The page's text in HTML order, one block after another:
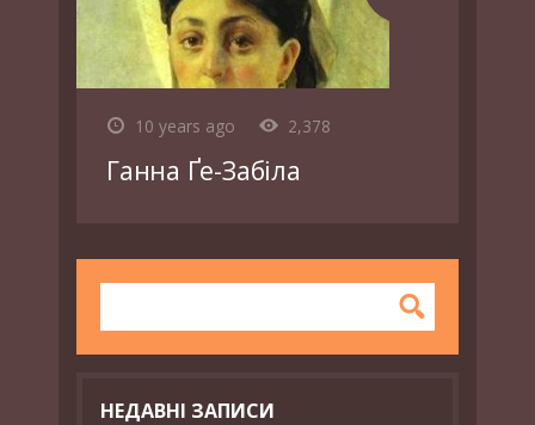
10 years ago 2,378
Ганна Ґе-Забіла
НЕДАВНІ ЗАПИСИ